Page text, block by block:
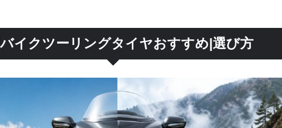
イクツーリングタイヤおすすめ|選び方